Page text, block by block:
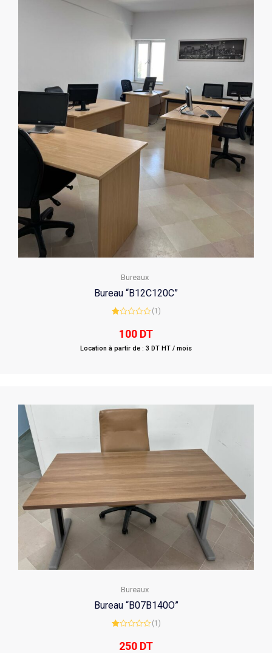
Bureaux
Bureau “B12C120C”
1.00
5
(1)
100 DT
Location à partir de : 3 DT HT / mois
Bureaux
Bureau “B07B140O”
1.00
out
(1)
250 DT